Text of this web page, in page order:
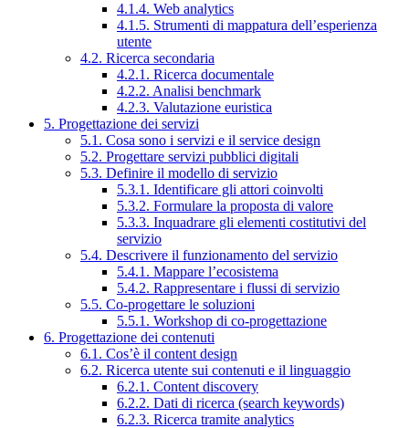
4.1.4. Web analytics
4.1.5. Strumenti di mappatura dell’esperienza
utente
4.2. Ricerca secondaria
4.2.1. Ricerca documentale
4.2.2. Analisi benchmark
4.2.3. Valutazione euristica
5. Progettazione dei servizi
5.1. Cosa sono i servizi e il service design
5.2. Progettare servizi pubblici digitali
5.3. Definire il modello di servizio
5.3.1. Identificare gli attori coinvolti
5.3.2. Formulare la proposta di valore
5.3.3. Inquadrare gli elementi costitutivi del
servizio
5.4. Descrivere il funzionamento del servizio
5.4.1. Mappare l’ecosistema
5.4.2. Rappresentare i flussi di servizio
5.5. Co-progettare le soluzioni
5.5.1. Workshop di co-progettazione
6. Progettazione dei contenuti
6.1. Cos’è il content design
6.2. Ricerca utente sui contenuti e il linguaggio
6.2.1. Content discovery
6.2.2. Dati di ricerca (search keywords)
6.2.3. Ricerca tramite analytics